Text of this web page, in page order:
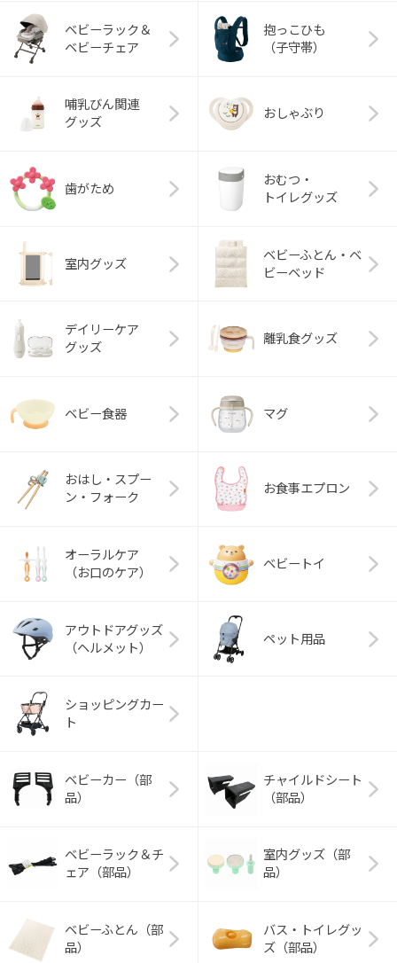
ベビーラック＆
ベビーチェア
抱っこひも
（子守帯）
哺乳びん関連
グッズ
おしゃぶり
歯がため
おむつ・
トイレグッズ
室内グッズ
ベビーふとん・ベ
ビーベッド
デイリーケア
グッズ
離乳食グッズ
ベビー食器 マグ
おはし・スプー
ン・フォーク
お食事エプロン
オーラルケア
（お口のケア）
ベビートイ
アウトドアグッズ
（ヘルメット）
ペット用品
ショッピングカー
ト
ベビーカー（部
品）
チャイルドシート
（部品）
ベビーラック＆チ
ェア（部品）
室内グッズ（部
品）
ベビーふとん（部
品）
バス・トイレグッ
ズ（部品）